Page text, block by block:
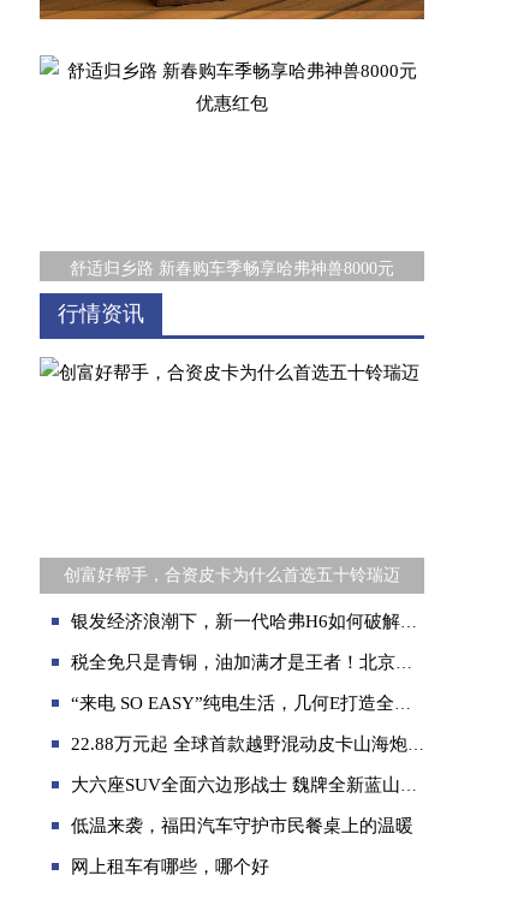
舒适归乡路 新春购车季畅享哈弗神兽8000元
奇瑞新年好礼派送，优惠不遗余力，买车之前
行情资讯
创富好帮手，合资皮卡为什么首选五十铃瑞迈
银发经济浪潮下，新一代哈弗H6如何破解老年人出行难题？
税全免只是青铜，油加满才是王者！北京现代超钜惠活动火热开启！
“来电 SO EASY”纯电生活，几何E打造全新青春标签
22.88万元起 全球首款越野混动皮卡山海炮Hi4-T正式上市
大六座SUV全面六边形战士 魏牌全新蓝山实力“霸榜”
低温来袭，福田汽车守护市民餐桌上的温暖
网上租车有哪些，哪个好